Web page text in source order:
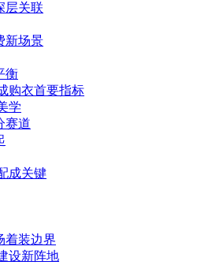
层关联
新场景
衡
购衣首要指标
学
赛道
成关键
着装边界
设新阵地